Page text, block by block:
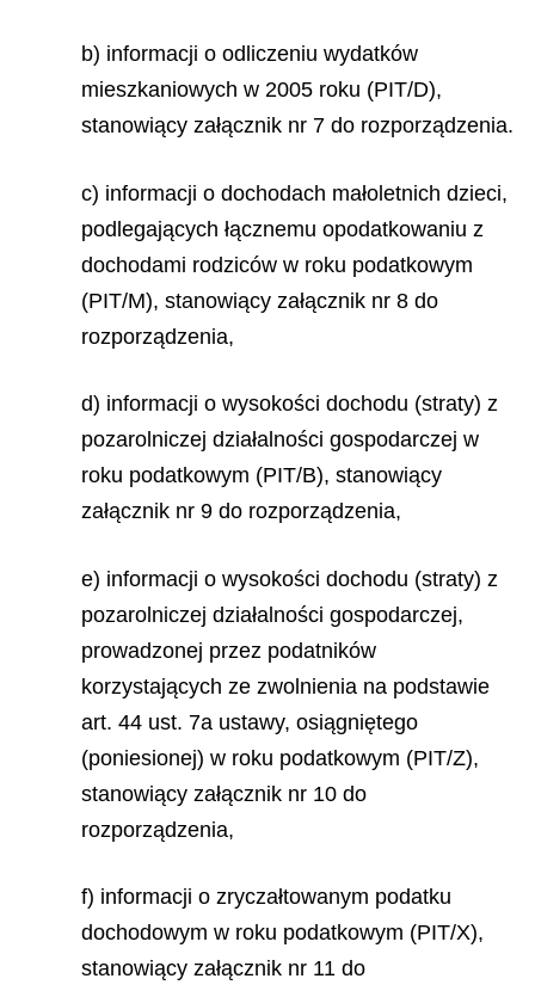
b) informacji o odliczeniu wydatków
mieszkaniowych w 2005 roku (PIT/D),
stanowiący załącznik nr 7 do rozporządzenia.
c) informacji o dochodach małoletnich dzieci,
podlegających łącznemu opodatkowaniu z
dochodami rodziców w roku podatkowym
(PIT/M), stanowiący załącznik nr 8 do
rozporządzenia,
d) informacji o wysokości dochodu (straty) z
pozarolniczej działalności gospodarczej w
roku podatkowym (PIT/B), stanowiący
załącznik nr 9 do rozporządzenia,
e) informacji o wysokości dochodu (straty) z
pozarolniczej działalności gospodarczej,
prowadzonej przez podatników
korzystających ze zwolnienia na podstawie
art. 44 ust. 7a ustawy, osiągniętego
(poniesionej) w roku podatkowym (PIT/Z),
stanowiący załącznik nr 10 do
rozporządzenia,
f) informacji o zryczałtowanym podatku
dochodowym w roku podatkowym (PIT/X),
stanowiący załącznik nr 11 do